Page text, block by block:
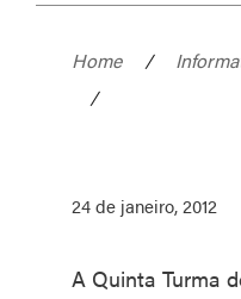
Home /
/
24 de janeiro, 2012
A Quinta Turma